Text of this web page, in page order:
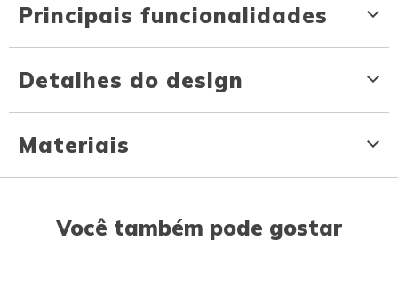
Principais funcionalidades
Detalhes do design
Materiais
Você também pode gostar